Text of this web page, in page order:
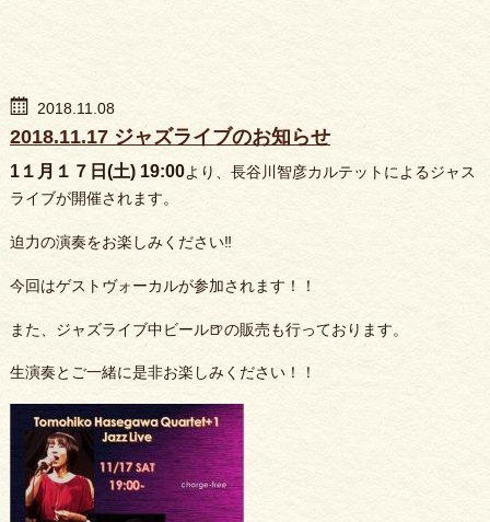
2018.11.08
2018.11.17 ジャズライブのお知らせ
1１月１７日(土) 19:00より、長谷川智彦カルテットによるジャス
ライブが開催されます。
迫力の演奏をお楽しみください‼️
今回はゲストヴォーカルが参加されます！！
また、ジャズライブ中ビール🍺の販売も行っております。
生演奏とご一緒に是非お楽しみください！！